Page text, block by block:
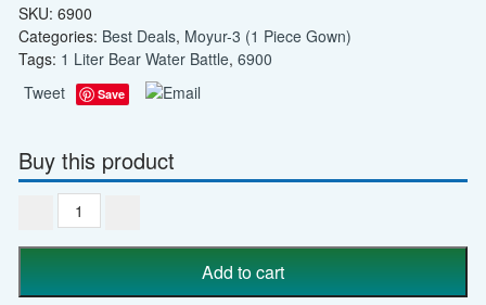
SKU: 6900
Categories: Best Deals, Moyur-3 (1 Piece Gown)
Tags: 1 Liter Bear Water Battle, 6900
Tweet
Save
Buy this product
Liter
Bear
Battle
Add to cart